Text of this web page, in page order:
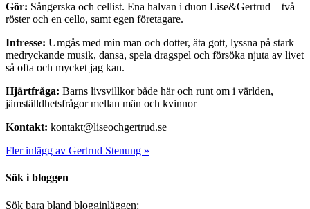
Gör: Sångerska och cellist. Ena halvan i duon Lise&Gertrud – två
röster och en cello, samt egen företagare.
Intresse: Umgås med min man och dotter, äta gott, lyssna på stark
medryckande musik, dansa, spela dragspel och försöka njuta av livet
så ofta och mycket jag kan.
Hjärtfråga: Barns livsvillkor både här och runt om i världen,
jämställdhetsfrågor mellan män och kvinnor
Kontakt: kontakt@liseochgertrud.se
Fler inlägg av Gertrud Stenung »
Sök i bloggen
Sök bara bland blogginläggen: